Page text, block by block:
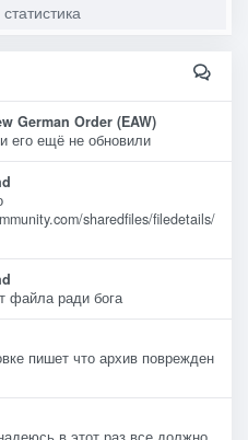
German Order (EAW)
его ещё не обновили
sharedfiles/filedetails/
файла ради бога
пишет что архив поврежден